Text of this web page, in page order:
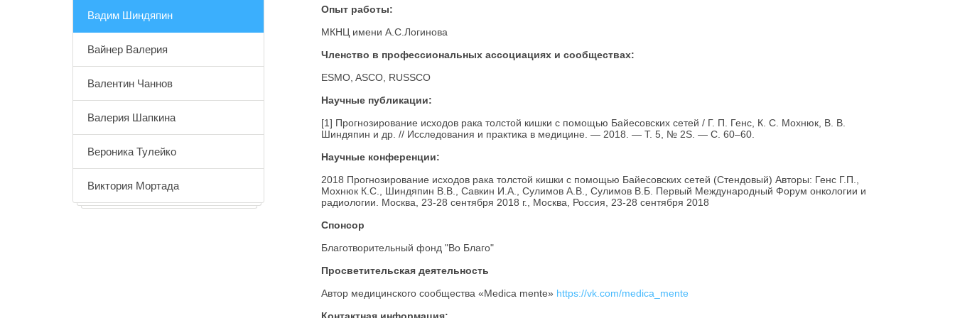
Вадим Шиндяпин
Вайнер Валерия
Валентин Чаннов
Валерия Шапкина
Вероника Тулейко
Виктория Мортада
Опыт работы:
МКНЦ имени А.С.Логинова
Членство в профессиональных ассоциациях и сообществах:
ESMO, ASCO, RUSSCO
Научные публикации:
[1] Прогнозирование исходов рака толстой кишки с помощью Байесовских сетей / Г. П. Генс, К. С. Мохнюк, В. В.
Шиндяпин и др. // Исследования и практика в медицине. — 2018. — Т. 5, № 2S. — С. 60–60.
Научные конференции:
2018 Прогнозирование исходов рака толстой кишки с помощью Байесовских сетей (Стендовый) Авторы: Генс Г.П.,
Мохнюк К.С., Шиндяпин В.В., Савкин И.А., Сулимов А.В., Сулимов В.Б. Первый Международный Форум онкологии и
радиологии. Москва, 23-28 сентября 2018 г., Москва, Россия, 23-28 сентября 2018
Спонсор
Благотворительный фонд "Во Благо"
Просветительская деятельность
Автор медицинского сообщества «Medica mente» https://vk.com/medica_mente